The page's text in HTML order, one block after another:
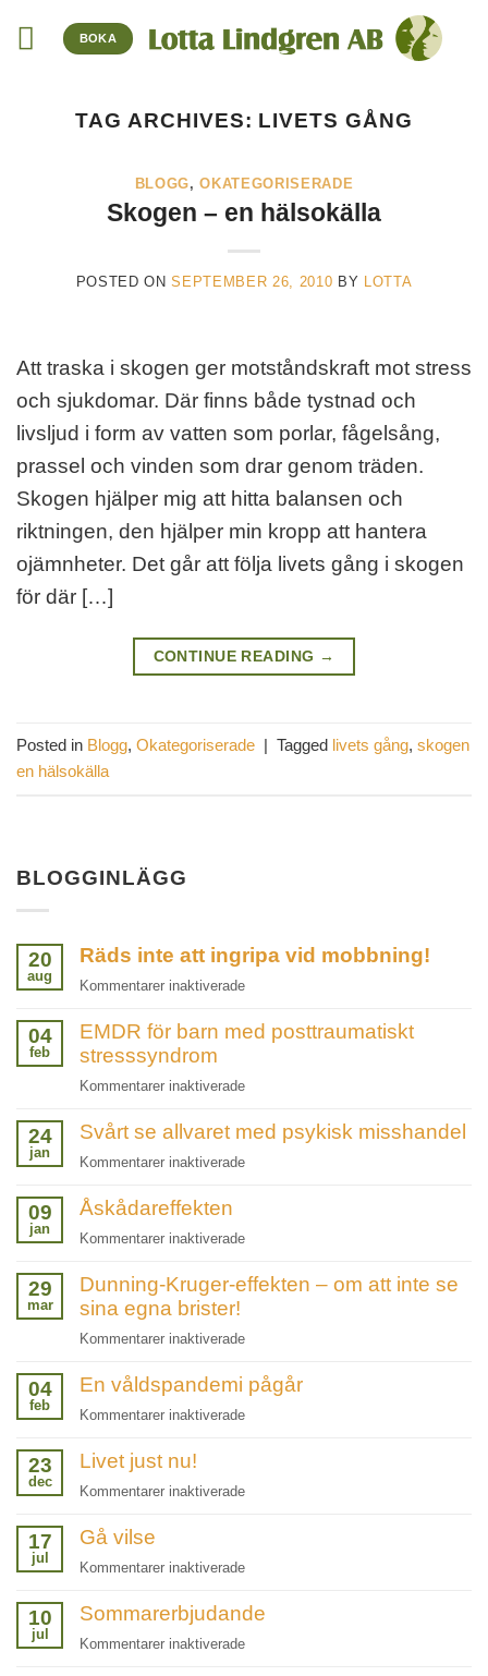
BOKA
TAG ARCHIVES: LIVETS GÅNG
BLOGG,OKATEGORISERADE
Skogen – en hälsokälla
POSTED ONSEPTEMBER 26, 2010 BY LOTTA
Att traska i skogen ger motståndskraft mot stress
och sjukdomar. Där finns både tystnad och
livsljud i form av vatten som porlar, fågelsång,
prassel och vinden som drar genom träden.
Skogen hjälper mig att hitta balansen och
riktningen, den hjälper min kropp att hantera
ojämnheter. Det går att följa livets gång i skogen
för där […]
CONTINUE READING →
Posted in Blogg, Okategoriserade | Tagged livets gång, skogen
en hälsokälla
BLOGGINLÄGG
20
aug
Räds inte att ingripa vid mobbning!
Kommentarer inaktiveradeför
inte
mobbning!
04
feb
EMDR för barn med posttraumatiskt
stresssyndrom
Kommentarer inaktiveradeför
för
24
jan
Svårt se allvaret med psykisk misshandel
Kommentarer inaktiveradeför
psykisk
09
jan
Åskådareffekten
Kommentarer inaktiveradeför
29
mar
Dunning-Kruger-effekten – om att inte se
sina egna brister!
Kommentarer inaktiveradeför
Kruger-
inte
egna
04
feb
En våldspandemi pågår
Kommentarer inaktiveradeför
23
dec
Livet just nu!
Kommentarer inaktiveradeför
17
jul
Gå vilse
Kommentarer inaktiveradeför
vilse
10
jul
Sommarerbjudande
Kommentarer inaktiveradeför